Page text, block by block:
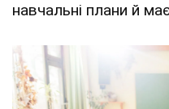
навчальні плани й